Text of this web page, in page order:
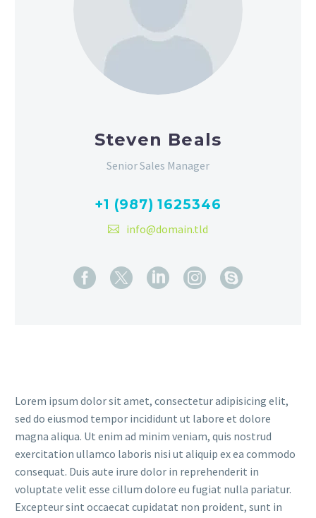
Steven Beals
Senior Sales Manager
+1 (987) 1625346
info@domain.tld
Lorem ipsum dolor sit amet, consectetur adipisicing elit,
sed do eiusmod tempor incididunt ut labore et dolore
magna aliqua. Ut enim ad minim veniam, quis nostrud
exercitation ullamco laboris nisi ut aliquip ex ea commodo
consequat. Duis aute irure dolor in reprehenderit in
voluptate velit esse cillum dolore eu fugiat nulla pariatur.
Excepteur sint occaecat cupidatat non proident, sunt in